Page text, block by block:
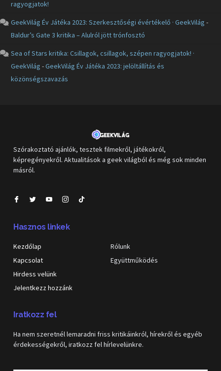
ragyogjatok!
GeekVilág Év Játéka 2023: Szerkesztőségi évértékelő · GeekVilág -
Baldur’s Gate 3 kritika – Alulról jött trónfosztó
Sea of Stars kritika: Csillagok, csillagok, szépen ragyogjatok! ·
GeekVilág -GeekVilág Év Játéka 2023: jelöltállítás és
közönségszavazás
Szórakoztató ajánlók, tesztek filmekről, játékokról,
képregényekről. Aktualitások a geek világból és még sok minden
másról.
Hasznos linkek
Kezdőlap
Kapcsolat
Hirdess velünk
Jelentkezz hozzánk
Rólunk
Együttműködés
Iratkozz fel
Ha nem szeretnél lemaradni friss kritikáinkról, hírekről és egyéb
érdekességekről, iratkozz fel hírlevelünkre.